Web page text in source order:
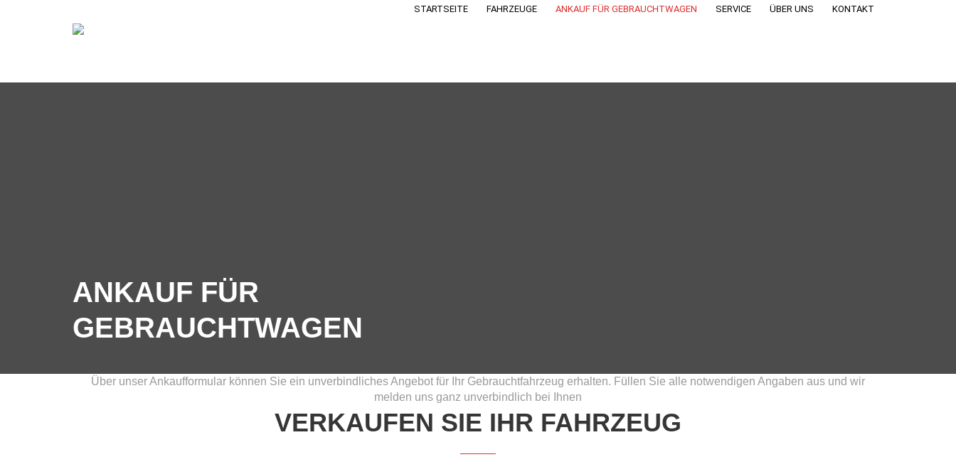
STARTSEITE FAHRZEUGE ANKAUF FÜR GEBRAUCHTWAGEN SERVICE ÜBER UNS KONTAKT
ANKAUF FÜR
GEBRAUCHTWAGEN
Über unser Ankaufformular können Sie ein unverbindliches Angebot für Ihr Gebrauchtfahrzeug erhalten. Füllen Sie alle notwendigen Angaben aus und wir
melden uns ganz unverbindlich bei Ihnen
VERKAUFEN SIE IHR FAHRZEUG